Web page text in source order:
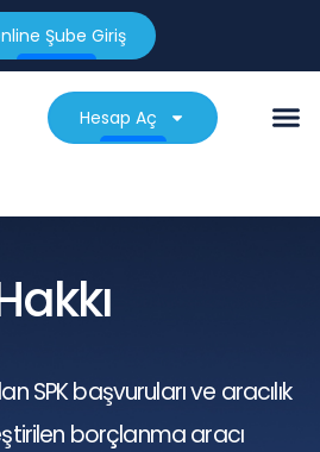
Şube Giriş
Hesap Aç
SPK başvuruları ve aracılık
borçlanma aracı